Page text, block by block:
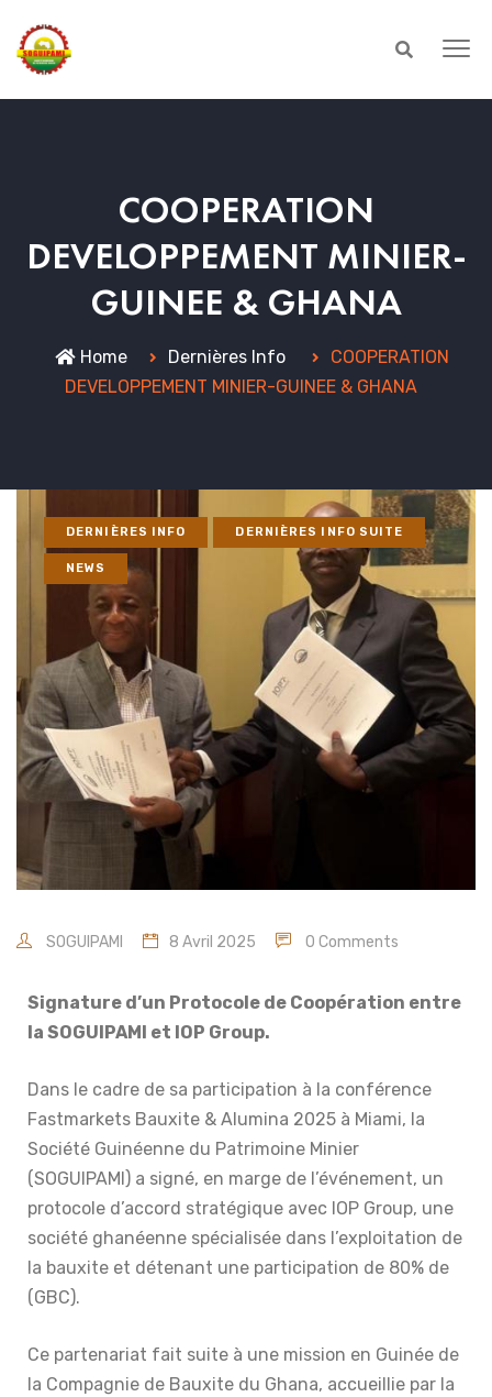
COOPERATION
DEVELOPPEMENT MINIER-
GUINEE & GHANA
Home Dernières Info
COOPERATION
DEVELOPPEMENT MINIER-GUINEE & GHANA
DERNIÈRES INFO DERNIÈRES INFO SUITE
NEWS
SOGUIPAMI 8 Avril 2025 0 Comments
Signature d’un Protocole de Coopération entre
la SOGUIPAMI et IOP Group.
Dans le cadre de sa participation à la conférence
Fastmarkets Bauxite & Alumina 2025 à Miami, la
Société Guinéenne du Patrimoine Minier
(SOGUIPAMI) a signé, en marge de l’événement, un
protocole d’accord stratégique avec IOP Group, une
société ghanéenne spécialisée dans l’exploitation de
la bauxite et détenant une participation de 80% de
(GBC).
Ce partenariat fait suite à une mission en Guinée de
la Compagnie de Bauxite du Ghana, accueillie par la